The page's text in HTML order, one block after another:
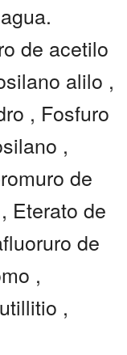
de acetilo
alilo ,
, Fosfuro
,
de
Eterato de
de
,
,